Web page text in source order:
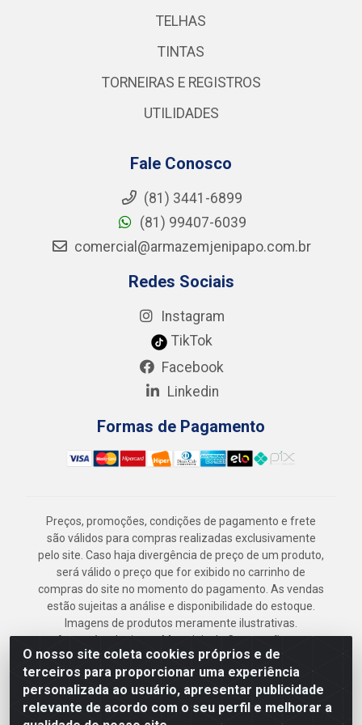
O nosso site coleta cookies próprios e de
terceiros para proporcionar uma experiência
personalizada ao usuário, apresentar publicidade
relevante de acordo com o seu perfil e melhorar a
TELHAS
TINTAS
TORNEIRAS E REGISTROS
UTILIDADES
Fale Conosco
(81) 3441-6899
(81) 99407-6039
comercial@armazemjenipapo.com.br
Redes Sociais
Instagram
TikTok
Facebook
Linkedin
Formas de Pagamento
Preços, promoções, condições de pagamento e frete
são válidos para compras realizadas exclusivamente
pelo site. Caso haja divergência de preço de um produto,
será válido o preço que for exibido no carrinho de
compras do site no momento do pagamento. As vendas
estão sujeitas a análise e disponibilidade do estoque.
Imagens de produtos meramente ilustrativas.
Armazém Jenipapo Materiais de Construção em
Geral LTDA - Rua das Flores, 2691 - Guabiraba,
Recife/PE - CEP 52.291-630 - CNPJ
41.097.379/0001-